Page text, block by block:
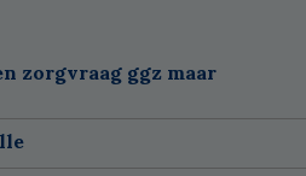
zorgvraag ggz maar